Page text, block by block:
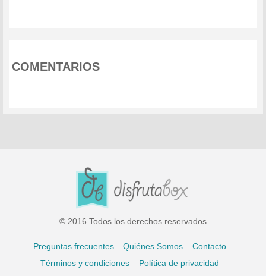
COMENTARIOS
© 2016 Todos los derechos reservados
Preguntas frecuentes Quiénes Somos
Contacto
Términos y condiciones
Política de privacidad